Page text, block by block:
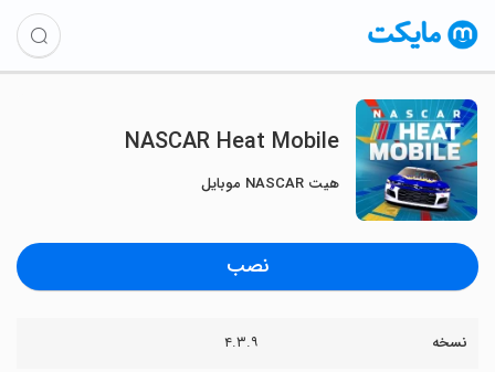
NASCAR Heat Mobile
هیت NASCAR موبایل
نصب
نسخه ۴.۳.۹